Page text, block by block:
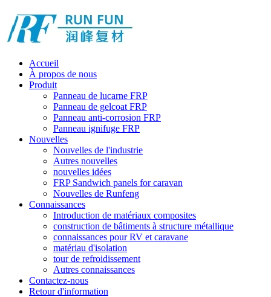
Accueil
À propos de nous
Produit
Panneau de lucarne FRP
Panneau de gelcoat FRP
Panneau anti-corrosion FRP
Panneau ignifuge FRP
Nouvelles
Nouvelles de l'industrie
Autres nouvelles
nouvelles idées
FRP Sandwich panels for caravan
Nouvelles de Runfeng
Connaissances
Introduction de matériaux composites
construction de bâtiments à structure métallique
connaissances pour RV et caravane
matériau d'isolation
tour de refroidissement
Autres connaissances
Contactez-nous
Retour d'information